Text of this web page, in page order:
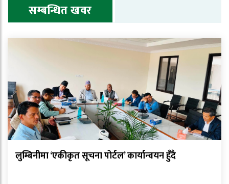
सम्बन्धित खवर
लुम्बिनीमा ‘एकीकृत सूचना पोर्टल’ कार्यान्वयन हुँदै